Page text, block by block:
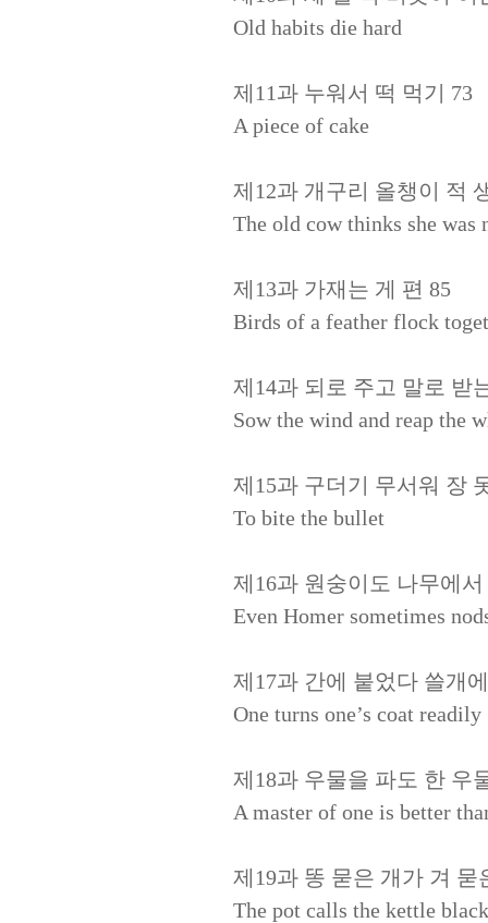
Old habits die hard
제11과 누워서 떡 먹기 73
A piece of cake
제12과 개구리 올챙이 적
The old cow thinks she was
제13과 가재는 게 편 85
Birds of a feather flock
제14과 되로 주고 말로 받
Sow the wind and reap the
제15과 구더기 무서워 장
To bite the bullet
제16과 원숭이도 나무에
Even Homer sometimes
제17과 간에 붙었다 쓸개
One turns one’s coat readily
제18과 우물을 파도 한 우
A master of one is better
제19과 똥 묻은 개가 겨 묻
The pot calls the kettle black